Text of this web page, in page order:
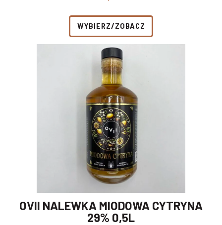
WYBIERZ/ZOBACZ
OVII NALEWKA MIODOWA CYTRYNA
29% 0,5L